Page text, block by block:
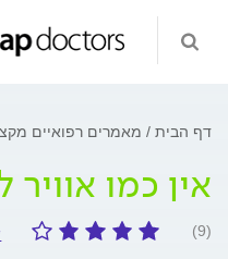
דף הבית מאמרים רפואיים
אין כמו
(9)